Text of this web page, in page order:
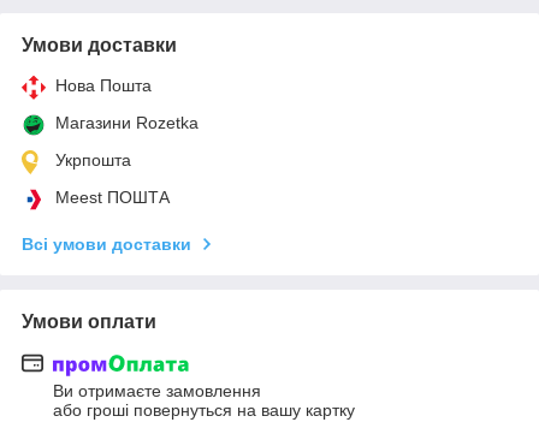
Умови доставки
Нова Пошта
Магазини Rozetka
Укрпошта
Meest ПОШТА
Всі умови доставки
Умови оплати
Ви отримаєте замовлення
або гроші повернуться на вашу картку